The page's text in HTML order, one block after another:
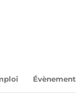
Évènement